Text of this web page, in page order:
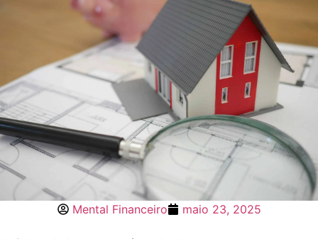
Mental Financeiro maio 23, 2025